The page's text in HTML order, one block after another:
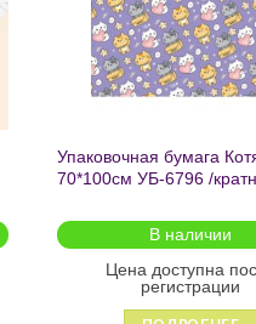
Упаковочная бумага
70*100см УБ-6796 /
В наличии
Цена доступна
регистрации